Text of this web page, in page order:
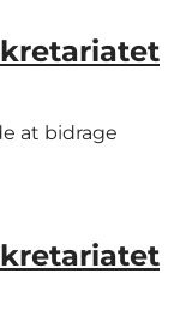
at bidrage